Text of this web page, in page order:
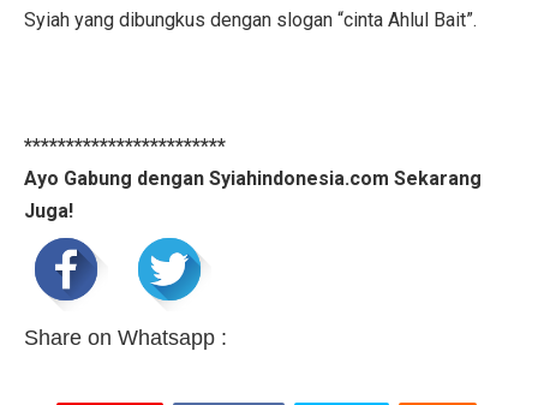
Syiah yang dibungkus dengan slogan “cinta Ahlul Bait”.
************************
Ayo Gabung dengan Syiahindonesia.com Sekarang
Juga!
Share on Whatsapp :